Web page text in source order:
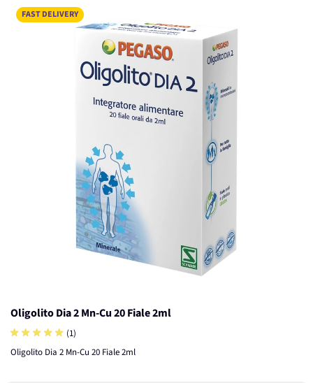
FAST DELIVERY
Main image
Click to view image in fullscreen
Oligolito Dia 2 Mn-Cu 20 Fiale 2ml
(1)
Oligolito Dia 2 Mn-Cu 20 Fiale 2ml